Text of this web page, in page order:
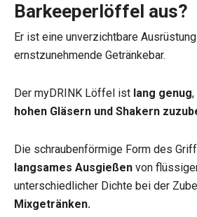
Barkeeperlöffel aus?
Er ist eine unverzichtbare
ernstzunehmende Getränkebar.
Der myDRINK Löffel ist lang genug
hohen Gläsern und Shakern
Die schraubenförmige Form des
langsames Ausgießen von
unterschiedlicher Dichte bei der
Mixgetränken.